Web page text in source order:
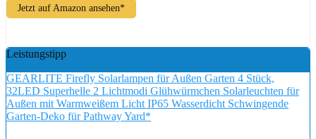
Jetzt auf Amazon ansehen*
Leistungstipp
GEARLITE Firefly Solarlampen für Außen Garten 4 Stück,
32LED Superhelle 2 Lichtmodi Glühwürmchen Solarleuchten für
Außen mit Warmweißem Licht IP65 Wasserdicht Schwingende
Garten-Deko für Pathway Yard*